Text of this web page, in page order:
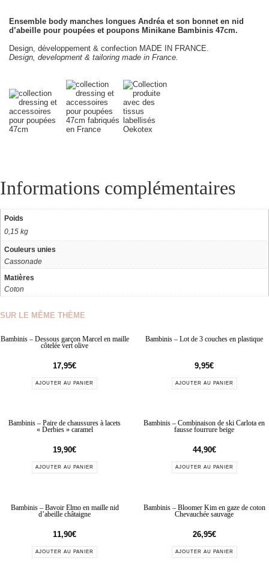
Ensemble body manches longues Andréa et son bonnet en nid
d’abeille pour poupées et poupons Minikane Bambinis 47cm.
Design, développement & confection MADE IN FRANCE.
Design, development & tailoring made in France.
Informations complémentaires
Poids
0,15 kg
Couleurs unies
Cassonade
Matières
Coton
SUR LE MÊME THÈME
Bambinis – Dessous garçon Marcel en maille
côtelée vert olive
17,95€
AJOUTER AU PANIER
Bambinis – Lot de 3 couches en plastique
9,95€
AJOUTER AU PANIER
Bambinis – Paire de chaussures à lacets
« Derbies » caramel
19,90€
AJOUTER AU PANIER
Bambinis – Combinaison de ski Carlota en
fausse fourrure beige
44,90€
AJOUTER AU PANIER
Bambinis – Bavoir Elmo en maille nid
d’abeille châtaigne
11,90€
AJOUTER AU PANIER
Bambinis – Bloomer Kim en gaze de coton
Chevauchée sauvage
26,95€
AJOUTER AU PANIER